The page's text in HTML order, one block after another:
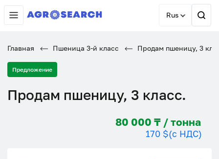
Rus
Главная Пшеница 3-й класс Продам пшеницу, 3
Предложение
Продам пшеницу, 3 класс.
80 000 ₸ / тонна
170 $(с НДС)